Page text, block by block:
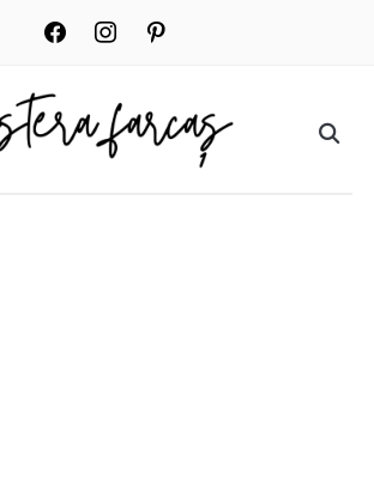
facebook instagrampinterest